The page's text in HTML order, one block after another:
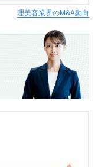
理美容業界のM&A動向